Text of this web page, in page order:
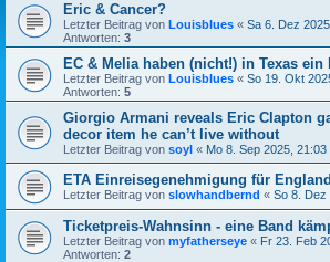
Eric & Cancer?
Letzter Beitrag von Louisblues « Sa 6. Dez
Antworten: 3
EC & Melia haben (nicht!) in Texas
Letzter Beitrag von Louisblues « So 19. Okt
Antworten: 5
Giorgio Armani reveals Eric Clapton
decor item he can’t live without
Letzter Beitrag von soyl « Mo 8. Sep 2025, 21:03
ETA Einreisegenehmigung für
Letzter Beitrag von slowhandbernd « So 8. Dez
Ticketpreis-Wahnsinn - eine Band
Letzter Beitrag von myfatherseye « Fr 23. Feb
Antworten: 2